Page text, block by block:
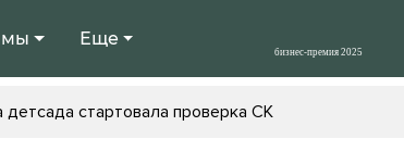
Еще
стартовала проверка СК